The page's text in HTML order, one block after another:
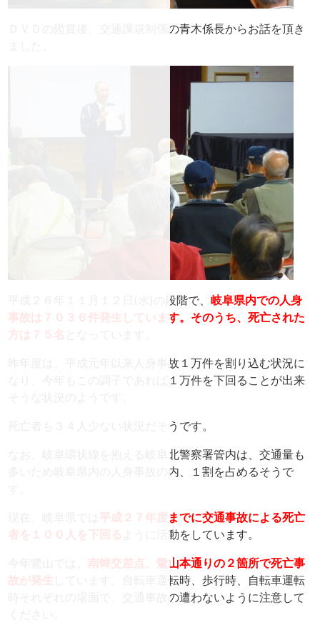
ＤＶＤの鑑賞後、交通課規制係の青木係長からお話を頂き
平成２６年１１月１２日(水)の段階で、岐阜県内での人身
事故は７０３６件発生しています。そのうち、死亡された
方は７５名
昨年度は、平成元年以来人身事故１万件を割り込む状況に
なり、今年もこの調子であれば１万件を下回ることが出来
死亡者も３４人少ない状況だそうです。
なお、岐阜環状線を抱える岐阜北警察署管内は、交通量も
多いため岐阜県内の人身事故の内、１割を占めるそうで
平成２７年度までに交通事故による死亡
者を１００人を下回る
ように活動をしています。
南蝉交差点、鷺山本通りの２箇所で死亡事
故が発生
しています。自転車運転時、歩行時、自転車運転
時それぞれの場面で、交通事故の遭わないように注意して